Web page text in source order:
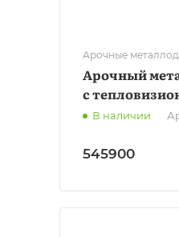
Арочные
Арочный
с
В наличии
545900